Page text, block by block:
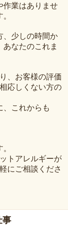
作業はありませ
、少しの時間か
なたのこれま
、お客様の評価
応しくない方の
、これからも
トアレルギーが
にご相談くださ
事